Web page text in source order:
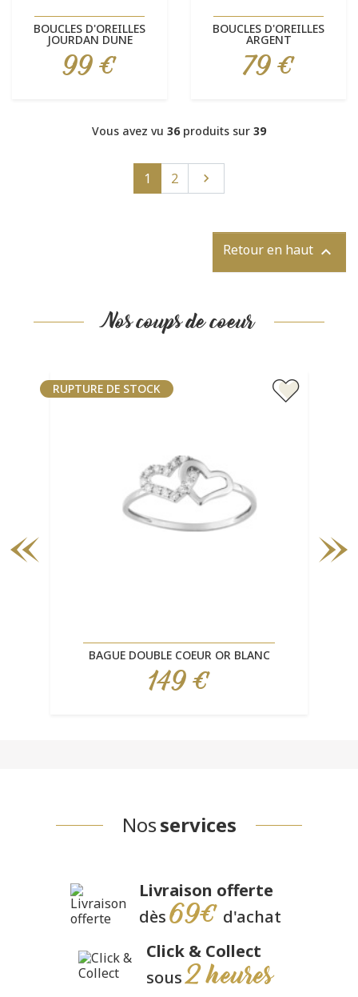
BOUCLES D'OREILLES
JOURDAN DUNE
Prix
99 €
BOUCLES D'OREILLES
ARGENT
Prix
79 €
Vous avez vu 36produits sur 39
1 2 Suivant

Retour en haut 
Nos coups de coeur
BAGUE DOUBLE COEUR OR BLANC
Prix
149 €
RUPTURE DE STOCK
Nosservices
Livraison offerte
dès69€ d'achat
Click & Collect
sous2 heures